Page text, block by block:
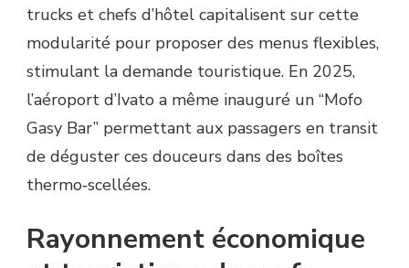
trucks et chefs d’hôtel capitalisent sur cette
modularité pour proposer des menus flexibles,
stimulant la demande touristique. En 2025,
l’aéroport d’Ivato a même inauguré un “Mofo
Gasy Bar” permettant aux passagers en transit
de déguster ces douceurs dans des boîtes
thermo‐scellées.
Rayonnement économique